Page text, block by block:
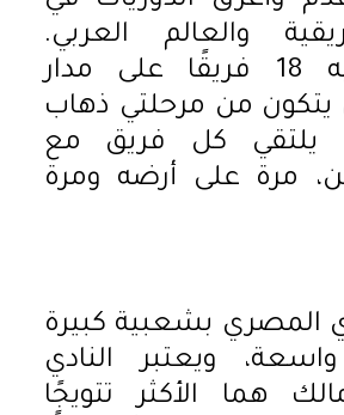
والعالم العربي.
يتنافس فيه 18 فريقًا على مدار
من مرحلتي ذهاب
يلتقي كل فريق مع
مرة على أرضه ومرة
المصري بشعبية كبيرة
ويعتبر النادي
هما الأكثر تتويجًا